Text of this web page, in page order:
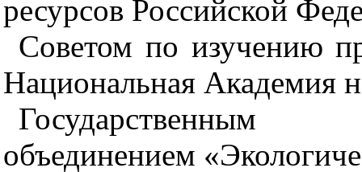
ресурсов Российской
Советом по изучению
Национальная Академия
Государственным
объединением